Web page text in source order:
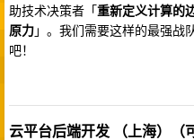
助技术决策者「重新定义计算的
原力」。我们需要这样的最强战
吧！
云平台后端开发 （上海）（